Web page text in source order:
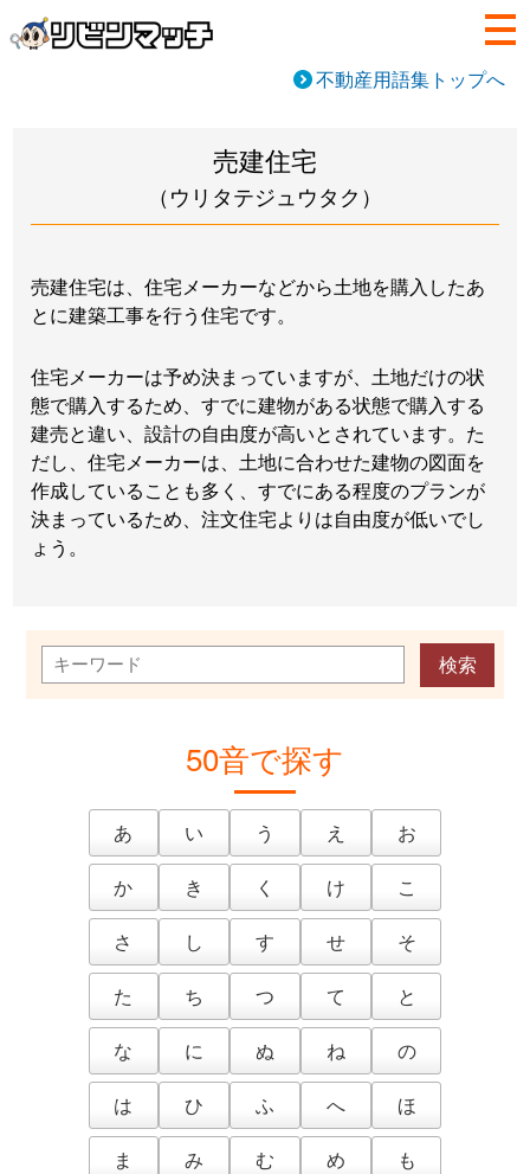
不動産用語集トップへ
売建住宅
（ウリタテジュウタク）
売建住宅は、住宅メーカーなどから土地を購入したあ
とに建築工事を行う住宅です。
住宅メーカーは予め決まっていますが、土地だけの状
態で購入するため、すでに建物がある状態で購入する
建売と違い、設計の自由度が高いとされています。た
だし、住宅メーカーは、土地に合わせた建物の図面を
作成していることも多く、すでにある程度のプランが
決まっているため、注文住宅よりは自由度が低いでし
ょう。
50音で探す
あ い う え
お
か
き く け
こ
さ
し す せ
そ
た
ち つ て
と
な
に ぬ ね
の
は
ひ ふ へ
ほ
ま
み む め
も